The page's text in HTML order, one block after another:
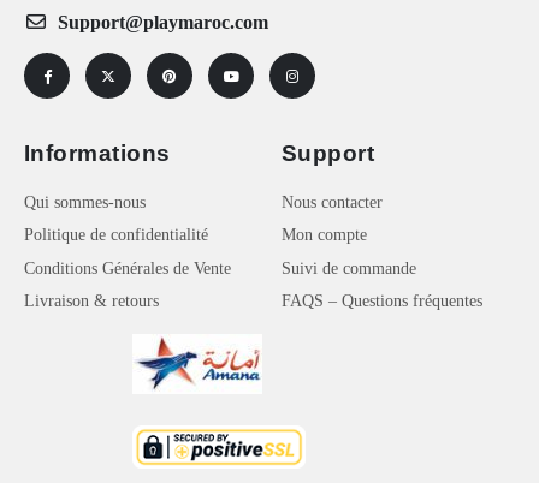
Support@playmaroc.com
Informations
Qui sommes-nous
Politique de confidentialité
Conditions Générales de Vente
Livraison & retours
Support
Nous contacter
Mon compte
Suivi de commande
FAQS – Questions fréquentes